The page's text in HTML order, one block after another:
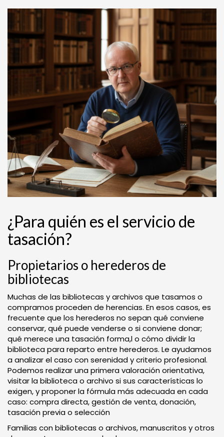
¿Para quién es el servicio de
tasación?
Propietarios o herederos de
bibliotecas
Muchas de las bibliotecas y archivos que tasamos o
compramos proceden de herencias. En esos casos, es
frecuente que los herederos no sepan qué conviene
conservar, qué puede venderse o si conviene donar;
qué merece una tasación forma,l o cómo dividir la
biblioteca para reparto entre herederos. Le ayudamos
a analizar el caso con serenidad y criterio profesional.
Podemos realizar una primera valoración orientativa,
visitar la biblioteca o archivo si sus características lo
exigen, y proponer la fórmula más adecuada en cada
caso: compra directa, gestión de venta, donación,
tasación previa o selección
Familias con bibliotecas o archivos, manuscritos y otros